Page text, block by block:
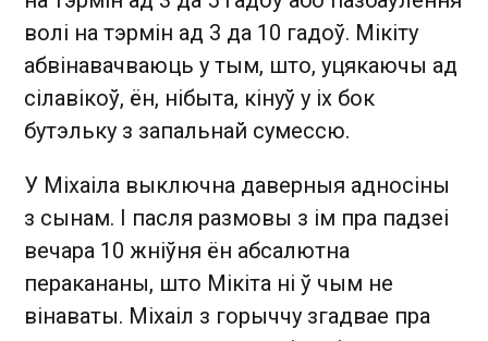
волі на тэрмін ад 3 да 10 гадоў. Мікіту
абвінавачваюць у тым, што, уцякаючы ад
сілавікоў, ён, нібыта, кінуў у іх бок
бутэльку з запальнай сумессю.
У Міхаіла выключна даверныя адносіны
з сынам. І пасля размовы з ім пра падзеі
вечара 10 жніўня ён абсалютна
перакананы, што Мікіта ні ў чым не
вінаваты. Міхаіл з горыччу згадвае пра